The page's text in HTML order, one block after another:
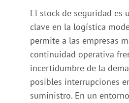
El stock de seguridad es
clave en la logística
permite a las empresas
continuidad operativa
incertidumbre de la
posibles interrupciones
suministro. En un